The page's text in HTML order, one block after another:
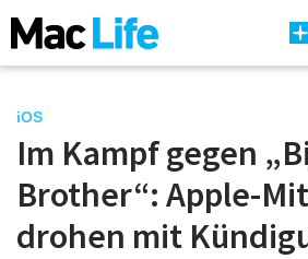
News
iPhone
iOS
Im Kampf gegen
Brother“: Apple-
drohen mit